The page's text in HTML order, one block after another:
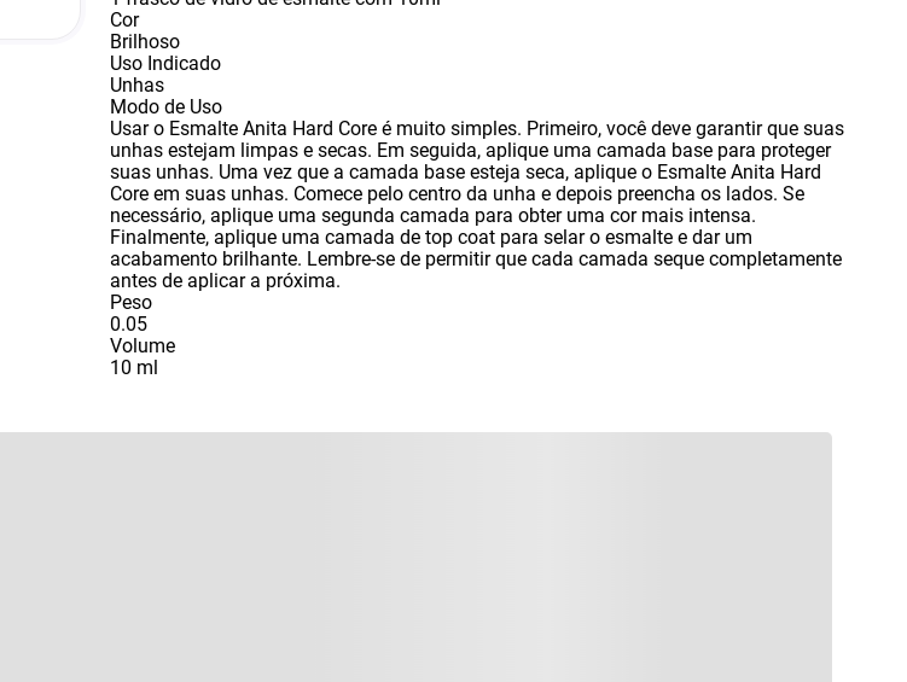
Cor
Brilhoso
Uso Indicado
Unhas
Modo de Uso
Usar o Esmalte Anita Hard Core é muito simples. Primeiro, você deve garantir que suas
unhas estejam limpas e secas. Em seguida, aplique uma camada base para proteger
suas unhas. Uma vez que a camada base esteja seca, aplique o Esmalte Anita Hard
Core em suas unhas. Comece pelo centro da unha e depois preencha os lados. Se
necessário, aplique uma segunda camada para obter uma cor mais intensa.
Finalmente, aplique uma camada de top coat para selar o esmalte e dar um
acabamento brilhante. Lembre-se de permitir que cada camada seque completamente
antes de aplicar a próxima.
Peso
0.05
Volume
10 ml